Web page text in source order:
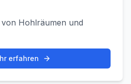
Hohlräumen und
erfahren